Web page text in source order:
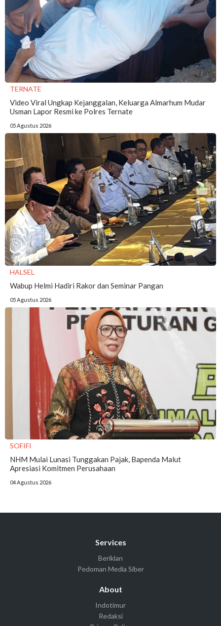
TERNATE
Video Viral Ungkap Kejanggalan, Keluarga Almarhum Mudar
Usman Lapor Resmi ke Polres Ternate
05 Agustus 2026
HALSEL
Wabup Helmi Hadiri Rakor dan Seminar Pangan
05 Agustus 2026
SOFIFI
NHM Mulai Lunasi Tunggakan Pajak, Bapenda Malut
Apresiasi Komitmen Perusahaan
04 Agustus 2026
Services
Beriklan
Pedoman Media Siber
About
Indotimur
Redaksi